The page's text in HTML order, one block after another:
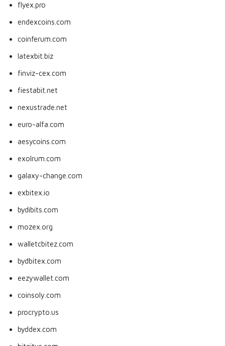
flyex.pro
endexcoins.com
coinferum.com
latexbit.biz
finviz-cex.com
fiestabit.net
nexustrade.net
euro-alfa.com
aesycoins.com
exolrum.com
galaxy-change.com
exbitex.io
bydibits.com
mozex.org
walletcbitez.com
bydbitex.com
eezywallet.com
coinsoly.com
procrypto.us
byddex.com